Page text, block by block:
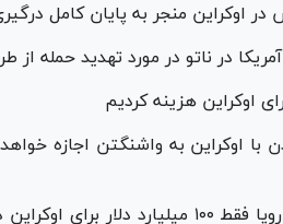
اوکراین منجر به پایان کامل
در ناتو در مورد تهدید حمله از
با اوکراین به واشنگتن اجازه
به گفته ترامپ، آمریکا ۳۵۰ میلیارد دلار و اروپا